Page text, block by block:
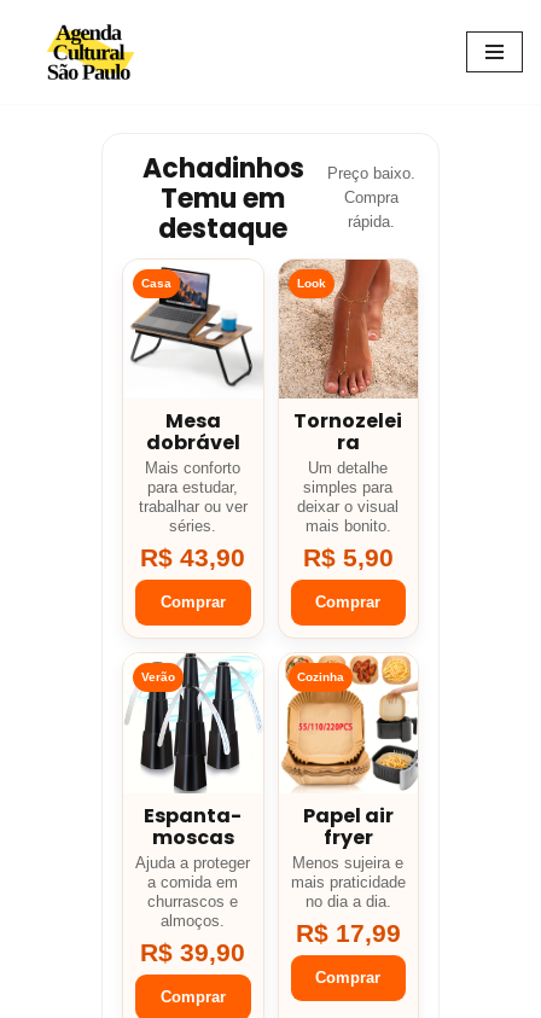
Avançar
Achadinhos
Temu em
destaque
Preço baixo.
Compra
rápida.
Casa
Mesa
dobrável
Mais conforto
para estudar,
trabalhar ou ver
séries.
R$ 43,90
Comprar
Look
Tornozelei
ra
Um detalhe
simples para
deixar o visual
mais bonito.
R$ 5,90
Comprar
Verão
Espanta-
moscas
Ajuda a proteger
a comida em
churrascos e
almoços.
R$ 39,90
Comprar
Cozinha
Papel air
fryer
Menos sujeira e
mais praticidade
no dia a dia.
R$ 17,99
Comprar